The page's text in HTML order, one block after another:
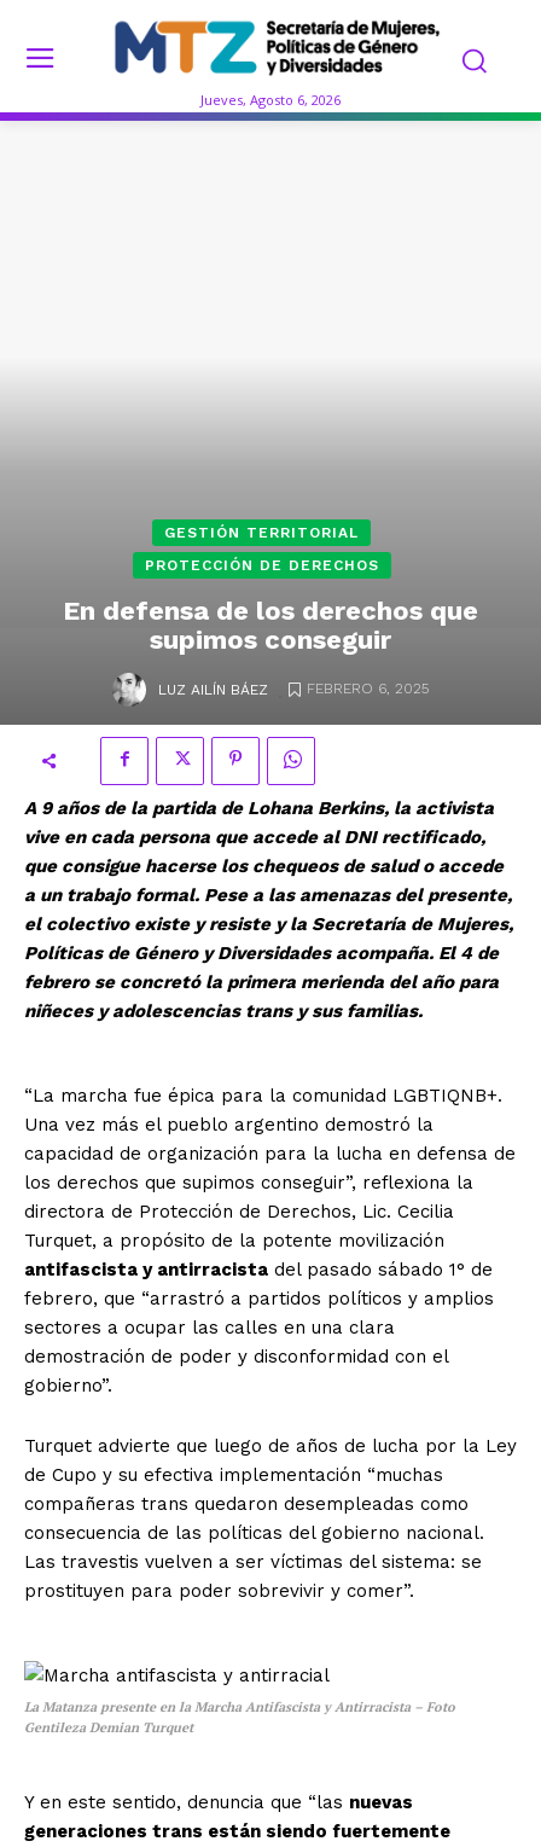
Jueves, Agosto 6, 2026
GESTIÓN TERRITORIAL
PROTECCIÓN DE DERECHOS
En defensa de los derechos que
supimos conseguir
LUZ AILÍN BÁEZ FEBRERO 6, 2025
A 9 años de la partida de Lohana Berkins, la activista
vive en cada persona que accede al DNI rectificado,
que consigue hacerse los chequeos de salud o accede
a un trabajo formal. Pese a las amenazas del presente,
el colectivo existe y resiste y la Secretaría de Mujeres,
Políticas de Género y Diversidades acompaña. El 4 de
febrero se concretó la primera merienda del año para
niñeces y adolescencias trans y sus familias.
“La marcha fue épica para la comunidad LGBTIQNB+.
Una vez más el pueblo argentino demostró la
capacidad de organización para la lucha en defensa de
los derechos que supimos conseguir”, reflexiona la
directora de Protección de Derechos, Lic. Cecilia
Turquet, a propósito de la potente movilización
antifascista y antirracista del pasado sábado 1° de
febrero, que “arrastró a partidos políticos y amplios
sectores a ocupar las calles en una clara
demostración de poder y disconformidad con el
gobierno”.
Turquet advierte que luego de años de lucha por la Ley
de Cupo y su efectiva implementación “muchas
compañeras trans quedaron desempleadas como
consecuencia de las políticas del gobierno nacional.
Las travestis vuelven a ser víctimas del sistema: se
prostituyen para poder sobrevivir y comer”.
La Matanza presente en la Marcha Antifascista y Antirracista – Foto
Gentileza Demian Turquet
Y en este sentido, denuncia que “las nuevas
generaciones trans están siendo fuertemente